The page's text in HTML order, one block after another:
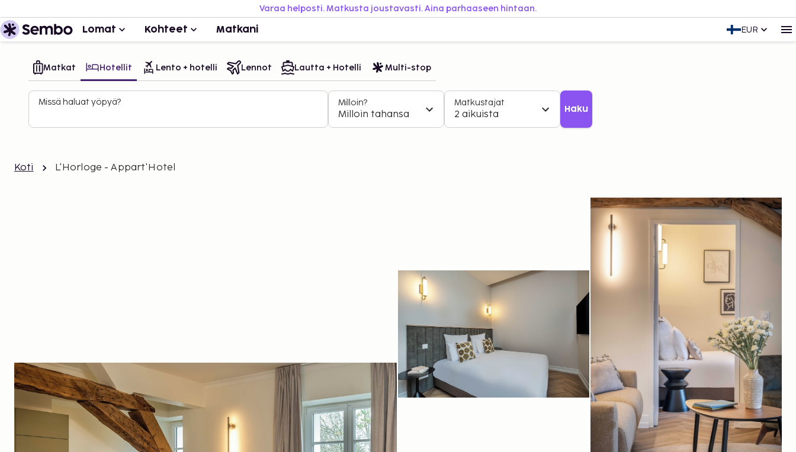
Varaa helposti. Matkusta joustavasti. Aina parhaaseen hintaan.
Lomat Kohteet Matkani EUR
Matkat Hotellit Lento + hotelli Lennot Lautta + Hotelli Multi-stop
Missä haluat yöpyä? Milloin?
Milloin tahansa
Matkustajat
2 aikuista Haku
Koti L'Horloge - Appart'Hotel